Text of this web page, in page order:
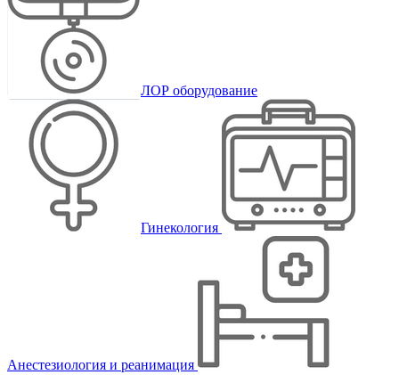
ЛОР оборудование
Гинекология
Анестезиология и реанимация